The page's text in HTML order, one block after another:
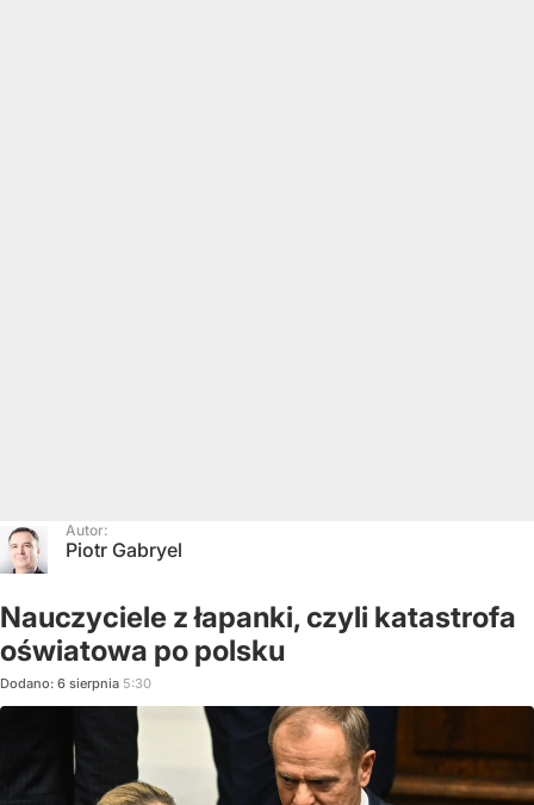
Autor:
Piotr Gabryel
Nauczyciele z łapanki, czyli katastrofa
oświatowa po polsku
Dodano: 6 sierpnia 5:30